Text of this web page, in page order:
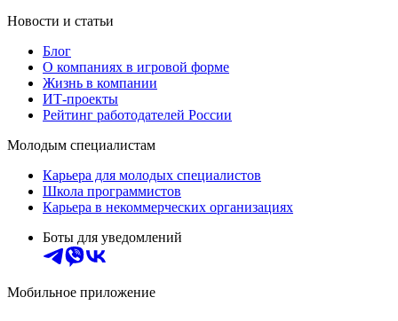
Новости и статьи
Блог
О компаниях в игровой форме
Жизнь в компании
ИТ-проекты
Рейтинг работодателей России
Молодым специалистам
Карьера для молодых специалистов
Школа программистов
Карьера в некоммерческих организациях
Боты для уведомлений
Мобильное приложение